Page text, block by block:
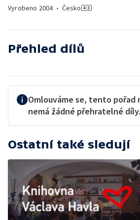
Vyrobeno 2004• Česko
Přehled dílů
Omlouváme se, tento pořad
nemá žádné přehratelné díly.
Ostatní také sledují